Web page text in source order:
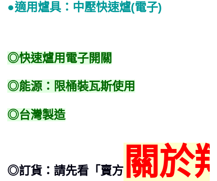
●適用爐具：中壓快速爐(電子)
◎快速爐用電子開關
◎能源：限桶裝瓦斯使用
◎台灣製造
◎訂貨：請先看「賣方 關於